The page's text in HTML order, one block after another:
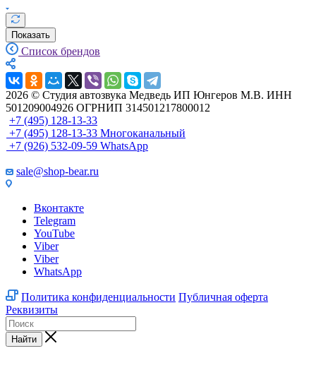
Показать
Список брендов
2026 © Cтудия автозвука Медведь ИП Юнгеров М.В. ИНН
501209004926 ОГРНИП 314501217800012
+7 (495) 128-13-33
+7 (495) 128-13-33 Многоканальный
+7 (926) 532-09-59 WhatsApp
sale@shop-bear.ru
Вконтакте
Telegram
YouTube
Viber
Viber
WhatsApp
Политика конфиденциальности Публичная оферта
Реквизиты
Найти